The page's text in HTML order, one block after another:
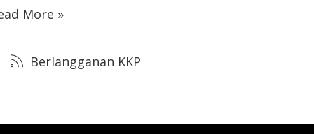
More »
Berlangganan KKP